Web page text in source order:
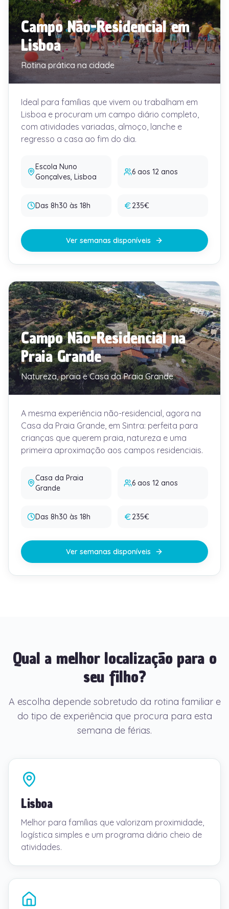
Campo Não-Residencial em
Lisboa
Rotina prática na cidade
Ideal para famílias que vivem ou trabalham em
Lisboa e procuram um campo diário completo,
com atividades variadas, almoço, lanche e
regresso a casa ao fim do dia.
Escola Nuno
Gonçalves, Lisboa
6 aos 12 anos
Das 8h30 às 18h 235€
Ver semanas disponíveis
Campo Não-Residencial na
Praia Grande
Natureza, praia e Casa da Praia Grande
A mesma experiência não-residencial, agora na
Casa da Praia Grande, em Sintra: perfeita para
crianças que querem praia, natureza e uma
primeira aproximação aos campos residenciais.
Casa da Praia
Grande
6 aos 12 anos
Das 8h30 às 18h 235€
Ver semanas disponíveis
Qual a melhor localização para o
seu filho?
A escolha depende sobretudo da rotina familiar e
do tipo de experiência que procura para esta
semana de férias.
Lisboa
Melhor para famílias que valorizam proximidade,
logística simples e um programa diário cheio de
atividades.